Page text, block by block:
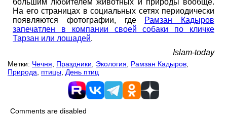
На его страницах в социальных сетях периодически
появляются фотографии, где
Рамзан Кадыров
запечатлен в компании своей собаки по кличке
Тарзан или лошадей.
Islam-today
Метки: Чечня Праздники Экология Рамзан Кадыров
Природа
птицы День птиц
Comments are disabled